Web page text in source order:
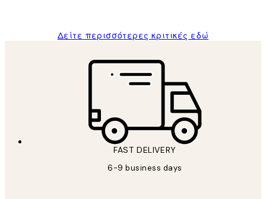
Δείτε περισσότερες κριτικές εδώ
FAST DELIVERY
6-9 business days